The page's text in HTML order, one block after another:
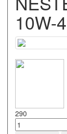
10W-
290